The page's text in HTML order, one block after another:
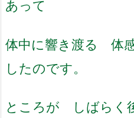
あって
体中に響き渡る 体
したのです。
ところが しばら